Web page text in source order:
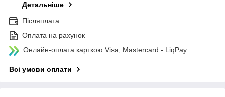
Детальніше
Післяплата
Оплата на рахунок
Онлайн-оплата карткою Visa, Mastercard - LiqPay
Всі умови оплати